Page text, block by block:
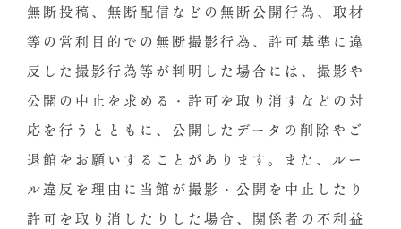
無断投稿、無断配信などの無断公開行為、取材
等の営利目的での無断撮影行為、許可基準に違
反した撮影行為等が判明した場合には、撮影や
公開の中止を求める・許可を取り消すなどの対
応を行うとともに、公開したデータの削除やご
退館をお願いすることがあります。また、ルー
ル違反を理由に当館が撮影・公開を中止したり
許可を取り消したりした場合、関係者の不利益